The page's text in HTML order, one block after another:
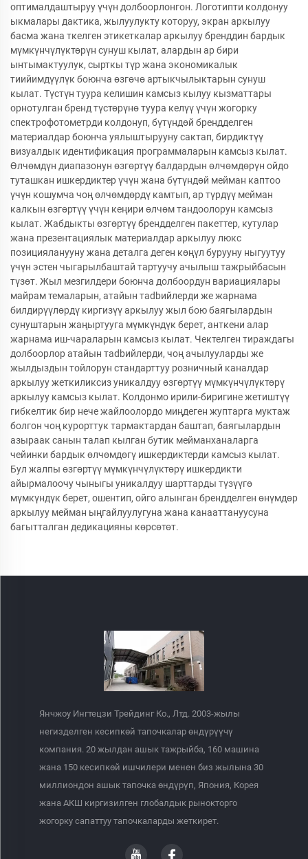
оптималдаштыруу үчүн долбоорлонгон. Логотипти колдонуу
ыкмалары дактика, жылуулукту которуу, экран аркылуу
басма жана ткелген этикеткалар аркылуу бренддин бардык
мүмкүнчүлүктөрүн сунуш кылат, алардын ар бири
ынтымактуулук, сырткы түр жана экономикалык
тиийимдүүлүк боюнча өзгөчө артыкчылыктарын сунуш
кылат. Түстүн туура келишин камсыз кылуу кызматтары
орнотулган бренд түстөрүнө туура келүү үчүн жогорку
спектрофотометрди колдонуп, бүтүндөй брендделген
материалдар боюнча уялыштырууну сактап, бирдиктүү
визуалдык идентификация программаларын камсыз кылат.
Өлчөмдүн диапазонун өзгөртүү балдардын өлчөмдөрүн ойдо
туташкан ишкердиктер үчүн жана бүтүндөй мейман каптоо
үчүн кошумча чоң өлчөмдөрдү камтып, ар түрдүү мейман
калкын өзгөртүү үчүн кеңири өлчөм тандоолорун камсыз
кылат. Жабдыкты өзгөртүү брендделген пакеттер, кутулар
жана презентациялык материалдар аркылуу люкс
позицияланууну жана деталга деген көңүл бурууну ныгуутуу
үчүн эстен чыгарылбаштай тартуучу ачылыш тажрыйбасын
түзөт. Жыл мезгилдери боюнча долбоордун вариациялары
майрам темаларын, атайын тadbийлерди же жарнама
билдирүүлөрдү киргизүү аркылуу жыл бою баягылардын
сунуштарын жаңыртууга мүмкүндүк берет, анткени алар
жарнама иш-чараларын камсыз кылат. Чектелген тираждагы
долбоорлор атайын тadbийлерди, чоң ачылууларды же
жылдыздын тойлорун стандарттуу розничный каналдар
аркылуу жеткиликсиз уникалдуу өзгөртүү мүмкүнчүлүктөрү
аркылуу камсыз кылат. Колдонмо ирили-биригине жетиштүү
гибкелтик бир нече жайлоолордо миңдеген жуптарга муктаж
болгон чоң курорттук тармактардан баштап, баягылардын
азыраак санын талап кылган бутик мейманханаларга
чейинки бардык өлчөмдөгү ишкердиктерди камсыз кылат.
Бул жалпы өзгөртүү мүмкүнчүлүктөрү ишкердикти
айырмалоочу чыныгы уникалдуу шарттарды түзүүгө
мүмкүндүк берет, ошентип, ойго алынган брендделген өнүмдөр
аркылуу мейман ыңгайлуулугуна жана канааттануусуна
багытталган дедикацияны көрсөтөт.
Янчжоу Ингтецзи Трейдинг Ко., Лтд. 2003-жылы
негизделген кесипкөй тапочкалар өндүрүүчү
компания. 20 жылдан ашык тажрыйба, 160 машина
жана 150 кесипкөй ишчилери менен биз жылына 30
миллиондон ашык тапочка өндүрүп, Япония, Корея
жана АКШ киргизилген глобалдык рынокторго
жогорку сапаттуу тапочкаларды жеткирет.